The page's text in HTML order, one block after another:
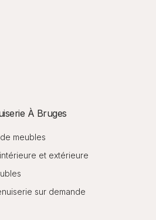
À Bruges
meubles
et extérieure
sur demande